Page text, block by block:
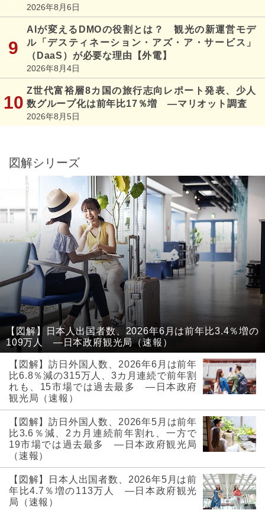
2026年8月6日
AIが変えるDMOの役割とは？ 観光の新運営モデ
ル「デスティネーション・アズ・ア・サービス」
（DaaS）が必要な理由【外電】
2026年8月4日
Z世代富裕層8カ国の旅行志向レポート発表、少人
数グループ化は前年比17％増 ―マリオット調査
2026年8月5日
図解シリーズ
【図解】日本人出国者数、2026年6月は前年比3.4％増の
109万人 ―日本政府観光局（速報）
【図解】訪日外国人数、2026年6月は前年
比6.8％減の315万人、3カ月連続で前年割
れも、15市場では過去最多 ―日本政府
観光局（速報）
【図解】訪日外国人数、2026年5月は前年
比3.6％減、2カ月連続前年割れ、一方で
19市場では過去最多 ―日本政府観光局
（速報）
【図解】日本人出国者数、2026年5月は前
年比4.7％増の113万人 ―日本政府観光
局（速報）